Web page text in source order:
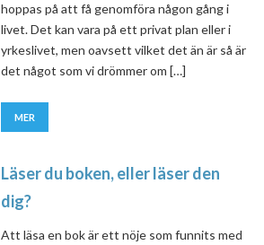
hoppas på att få genomföra någon gång i
livet. Det kan vara på ett privat plan eller i
yrkeslivet, men oavsett vilket det än är så är
det något som vi drömmer om […]
MER
Läser du boken, eller läser den
dig?
Att läsa en bok är ett nöje som funnits med